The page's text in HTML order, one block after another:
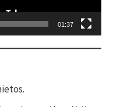
01:37